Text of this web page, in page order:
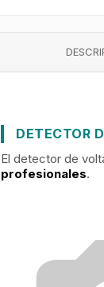
DETECTOR
El detector de
profesionales.